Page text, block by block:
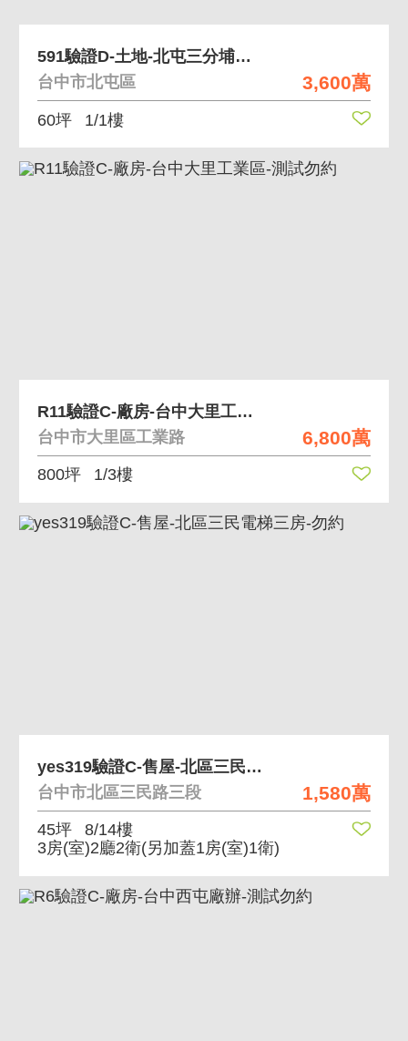
3,600萬
591驗證D-土地-北屯三分埔建地-勿約
台中市北屯區
60坪 1/1樓
6,800萬
R11驗證C-廠房-台中大里工業區-測試勿約
台中市大里區工業路
800坪 1/3樓
1,580萬
yes319驗證C-售屋-北區三民電梯三房-勿約
台中市北區三民路三段
45坪
8/14樓
3房(室)2廳2衛(另加蓋1房(室)1衛)